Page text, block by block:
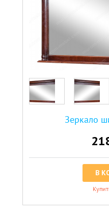
Зеркало
В